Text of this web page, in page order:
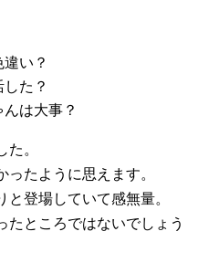
い？
た？
は大事？
。
たように思えます。
登場していて感無量。
たところではないでしょう